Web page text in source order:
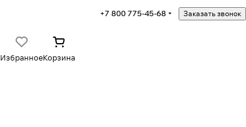
+7 800 775-45-68 Заказать звонок
ИзбранноеКорзина